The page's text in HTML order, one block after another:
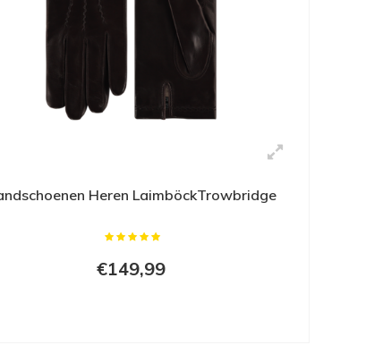
Heren LaimböckTrowbridge
€149,99